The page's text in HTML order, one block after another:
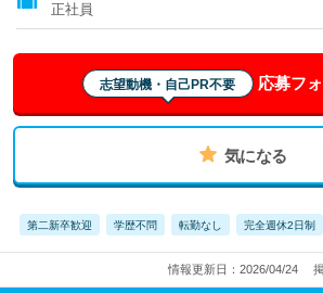
正社員
志望動機・自己PR不要 応募フ
気になる
第二新卒歓迎 学歴不問 転勤なし 完全週休2日制
情報更新日：2026/04/24